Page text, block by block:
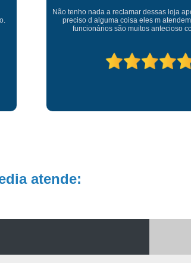
bem os
Atendimento de primeira!
gente, Silvete tá de
atende: